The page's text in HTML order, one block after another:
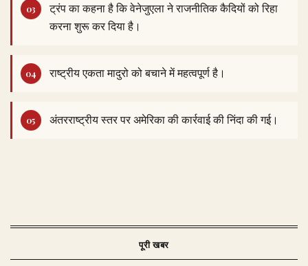
ट्रंप का कहना है कि वेनेजुएला ने राजनीतिक कैदियों को रिहा
करना शुरू कर दिया है।
राष्ट्रीय एकता मादुरो को बचाने में महत्वपूर्ण है।
अंतरराष्ट्रीय स्तर पर अमेरिका की कार्रवाई की निंदा की गई।